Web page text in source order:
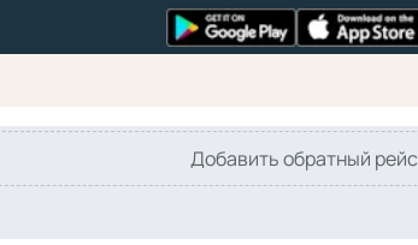
Добавить обратный рейс